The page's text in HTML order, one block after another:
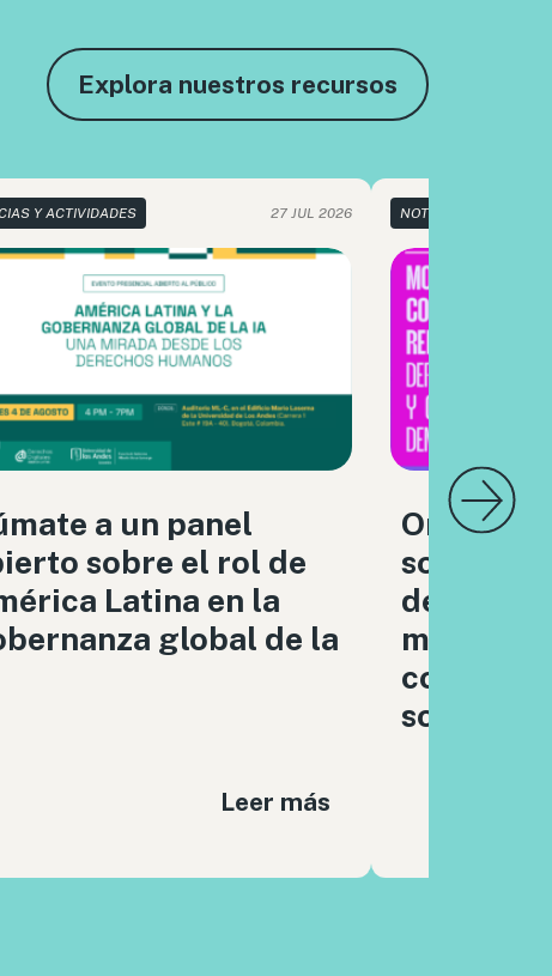
Explora nuestros recursos
Y ACTIVIDADES 27 JUL 2026
a un panel
sobre el rol de
Latina en la
global de la
Leer más
NOTICIAS Y
sociedad
sociales